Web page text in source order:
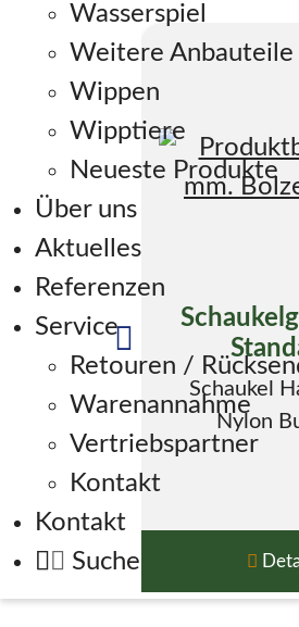
Wasserspiel
Weitere Anbauteile
Wippen
Wipptiere
Neueste Produkte
Über uns
Aktuelles
Referenzen
Service
Retouren /
Warenannahme
Vertriebspartner
Kontakt
Kontakt
Suche
Schaukel
Nylon